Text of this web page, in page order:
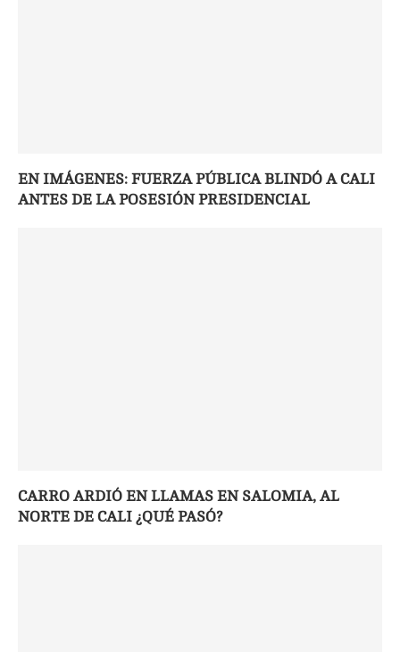
EN IMÁGENES: FUERZA PÚBLICA BLINDÓ A CALI
ANTES DE LA POSESIÓN PRESIDENCIAL
CARRO ARDIÓ EN LLAMAS EN SALOMIA, AL
NORTE DE CALI ¿QUÉ PASÓ?